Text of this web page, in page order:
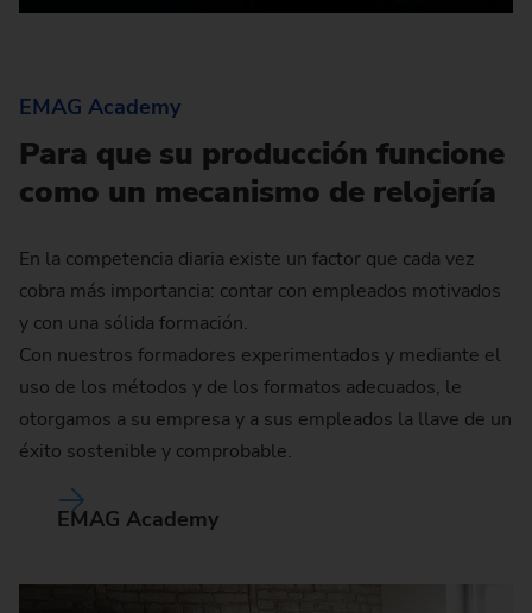
EMAG Academy
Para que su producción funcione
como un mecanismo de relojería
En la competencia diaria existe un factor que cada vez
cobra más importancia: contar con empleados motivados
y con una sólida formación.
Con nuestros formadores experimentados y mediante el
uso de los métodos y de los formatos adecuados, le
otorgamos a su empresa y a sus empleados la llave de un
éxito sostenible y comprobable.
EMAG Academy